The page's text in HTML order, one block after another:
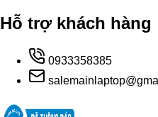
Hỗ trợ khách hàng
0933358385